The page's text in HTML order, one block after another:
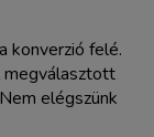
konverzió felé.
megválasztott
elégszünk